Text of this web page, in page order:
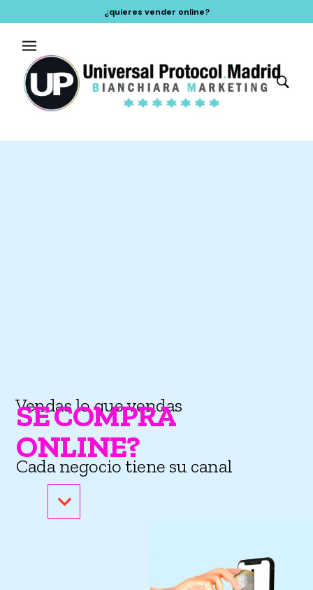
¿quieres vender online?
Vendas lo que vendas
SE COMPRA
ONLINE?
Cada negocio tiene su canal